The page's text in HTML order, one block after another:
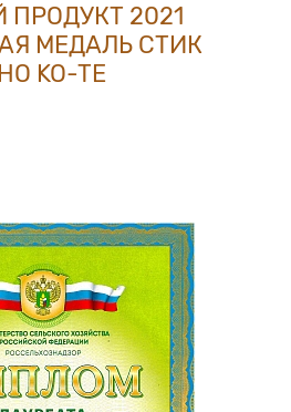
2021
МЕДАЛЬ CТИК
KO-TE